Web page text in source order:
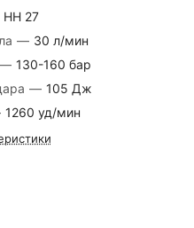
HH 27
— 30 л/мин
— 130-160 бар
— 105 Дж
1260 уд/мин